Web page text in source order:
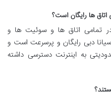
اتاق ها رایگان است؟
در تمامی اتاق ها و سوئیت ها و
دبی رایگان و پرسرعت است و
به اینترنت دسترسی داشته